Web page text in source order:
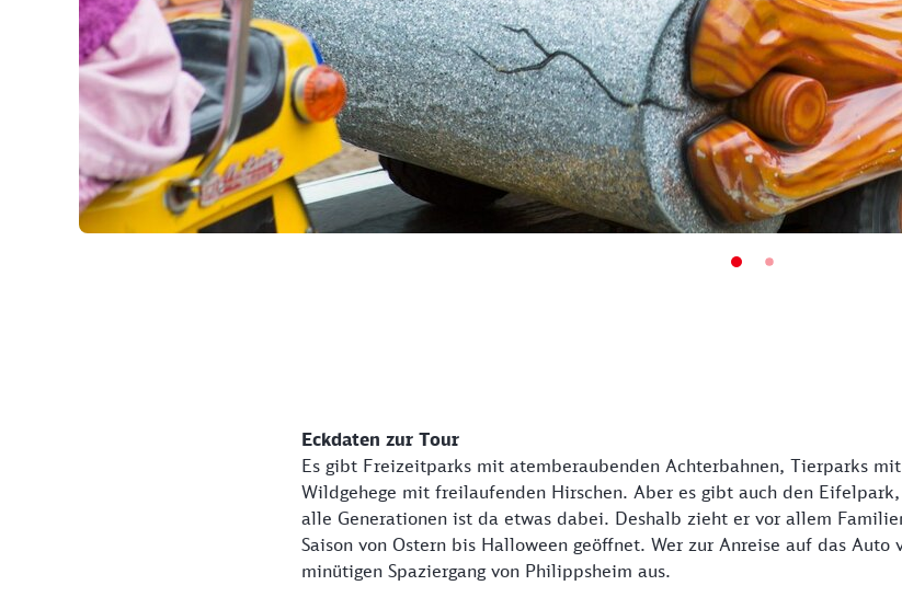
Eckdaten zur Tour
Es gibt Freizeitparks mit atemberaubenden Achterbahnen, Tierparks
Wildgehege mit freilaufenden Hirschen. Aber es gibt auch den
alle Generationen ist da etwas dabei. Deshalb zieht er vor allem
Saison von Ostern bis Halloween geöffnet. Wer zur Anreise auf das
minütigen Spaziergang von Philippsheim aus.